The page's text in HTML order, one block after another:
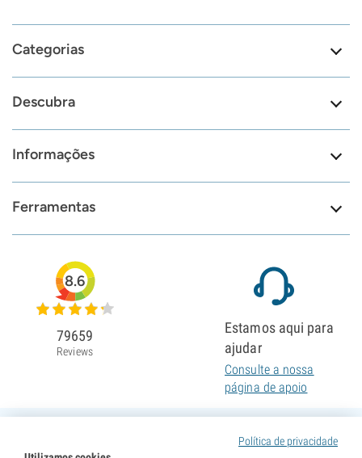
Categorias
Descubra
Informações
Ferramentas
Política de privacidade
8.6
79659
Reviews
Estamos aqui para
ajudar
Consulte a nossa
página de apoio